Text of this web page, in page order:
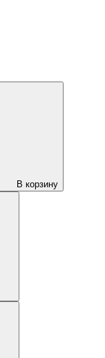
В корзину